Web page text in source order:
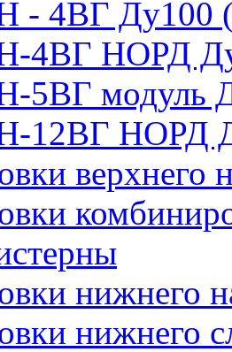
- 4ВГ Ду100
4ВГ НОРД
5ВГ модуль
12ВГ НОРД
верхнего
нижнего
нижнего